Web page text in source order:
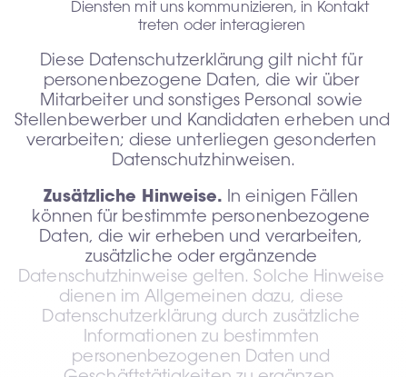
Diensten mit uns kommunizieren, in Kontakt
treten oder interagieren
Diese Datenschutzerklärung gilt nicht für
personenbezogene Daten, die wir über
Mitarbeiter und sonstiges Personal sowie
Stellenbewerber und Kandidaten erheben und
verarbeiten; diese unterliegen gesonderten
Datenschutzhinweisen.
Zusätzliche Hinweise. In einigen Fällen
können für bestimmte personenbezogene
Daten, die wir erheben und verarbeiten,
zusätzliche oder ergänzende
Datenschutzhinweise gelten. Solche Hinweise
dienen im Allgemeinen dazu, diese
Datenschutzerklärung durch zusätzliche
Informationen zu bestimmten
personenbezogenen Daten und